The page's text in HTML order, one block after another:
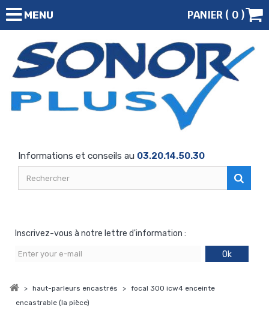
MENU PANIER ( 0 )
Informations et conseils au 03.20.14.50.30
Inscrivez-vous à notre lettre d'information :
Ok
> haut-parleurs encastrés > focal 300 icw4 enceinte
encastrable (la pièce)